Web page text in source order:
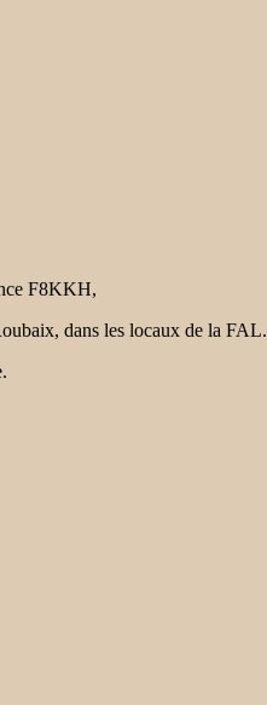
F8KKH,
dans les locaux de la FAL.